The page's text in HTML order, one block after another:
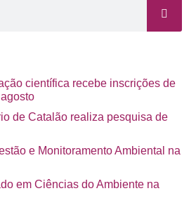
científica recebe inscrições de
de Catalão realiza pesquisa de
e Monitoramento Ambiental na
em Ciências do Ambiente na